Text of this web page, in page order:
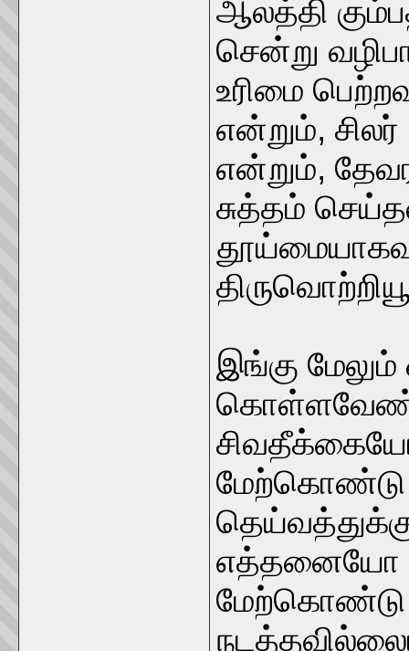
ஆலத்தி
சென்று
உரிமை
என்றும், சிலர்
என்றும்,
சுத்தம்
இங்கு
மேற்கொண்டு
எத்தனையோ
மேற்கொண்டு